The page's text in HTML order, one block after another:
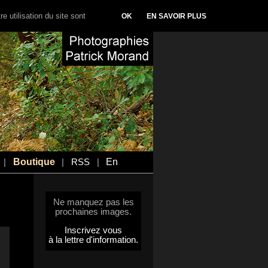
Boutique RSS En
Ne manquez pas les
prochaines images.
Inscrivez vous
à la lettre d'information.
utilisation du site sont OK EN SAVOIR PLUS